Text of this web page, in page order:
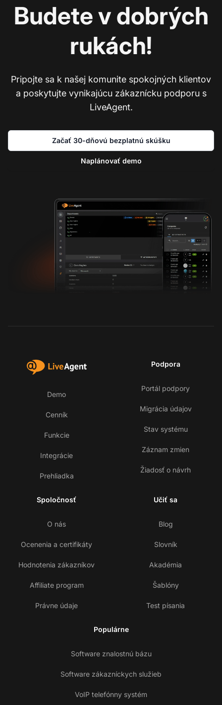
Budete v dobrých
rukách!
Pripojte sa k našej komunite spokojných klientov
a poskytujte vynikajúcu zákaznícku podporu s
LiveAgent.
Začať 30-dňovú bezplatnú skúšku
Naplánovať demo
Demo
Cenník
Funkcie
Integrácie
Prehliadka
Podpora
Portál podpory
Migrácia údajov
Stav systému
Záznam zmien
Žiadosť o návrh
Spoločnosť
O nás
Ocenenia a certifikáty
Hodnotenia zákazníkov
Affiliate program
Právne údaje
Učiť sa
Blog
Slovník
Akadémia
Šablóny
Test písania
Populárne
Software znalostnú bázu
Software zákazníckych služieb
VoIP telefónny systém